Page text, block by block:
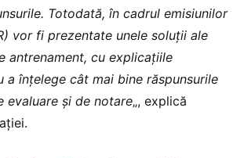
Totodată, în cadrul emisiunilor
vor fi prezentate unele soluții ale
antrenament, cu explicațiile
a înțelege cât mai bine răspunsurile
evaluare și de notare„, explică